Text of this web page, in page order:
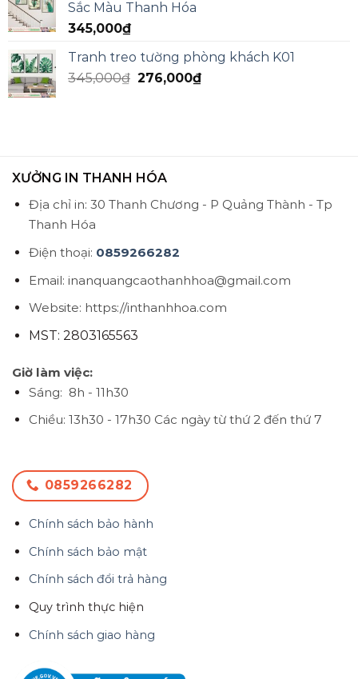
Sắc Màu Thanh Hóa
345,000₫
Tranh treo tường phòng khách K01
345,000₫ 276,000₫
XƯỞNG IN THANH HÓA
Địa chỉ in: 30 Thanh Chương - P Quảng Thành - Tp
Thanh Hóa
Điện thoại: 0859266282
Email: inanquangcaothanhhoa@gmail.com
Website: https://inthanhhoa.com
MST: 2803165563
Giờ làm việc:
Sáng: 8h - 11h30
Chiều: 13h30 - 17h30 Các ngày từ thứ 2 đến thứ 7
0859266282
Chính sách bảo hành
Chính sách bảo mật
Chính sách đổi trả hàng
Quy trình thực hiện
Chính sách giao hàng